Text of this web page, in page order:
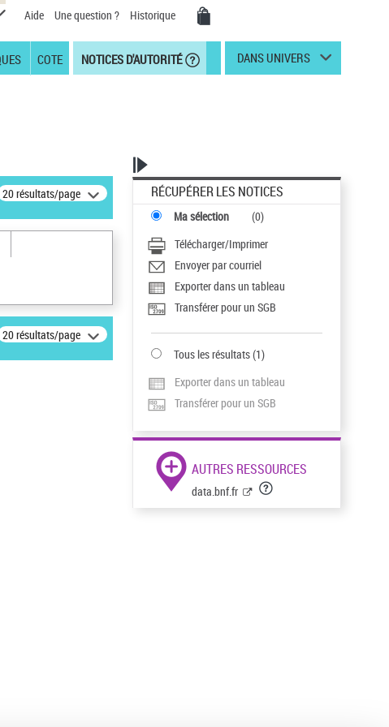
Aide Une question ? Historique
COTE NOTICES D'AUTORITÉ DANS UNIVERS
20 résultats/page
20 résultats/page
RÉCUPÉRER LES NOTICES
Ma sélection (0)
Télécharger/Imprimer
Envoyer par courriel
Exporter dans un tableau
Transférer pour un SGB
Tous les résultats(1)
Exporter dans un tableau
Transférer pour un SGB
AUTRES RESSOURCES
data.bnf.fr